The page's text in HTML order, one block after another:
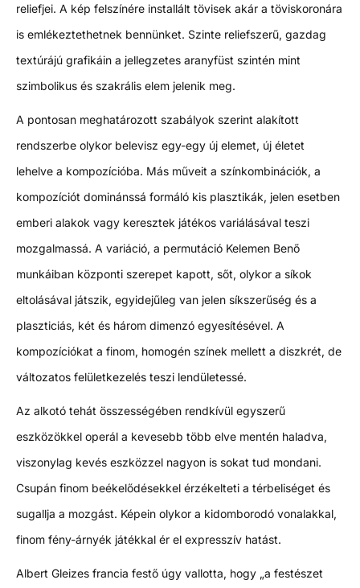
reliefjei. A kép felszínére installált tövisek akár a töviskoronára
is emlékeztethetnek bennünket. Szinte reliefszerű, gazdag
textúrájú grafikáin a jellegzetes aranyfüst szintén mint
szimbolikus és szakrális elem jelenik meg.
A pontosan meghatározott szabályok szerint alakított
rendszerbe olykor belevisz egy-egy új elemet, új életet
lehelve a kompozícióba. Más műveit a színkombinációk, a
kompozíciót dominánssá formáló kis plasztikák, jelen esetben
emberi alakok vagy keresztek játékos variálásával teszi
mozgalmassá. A variáció, a permutáció Kelemen Benő
munkáiban központi szerepet kapott, sőt, olykor a síkok
eltolásával játszik, egyidejűleg van jelen síkszerűség és a
plaszticiás, két és három dimenzó egyesítésével. A
kompozíciókat a finom, homogén színek mellett a diszkrét, de
változatos felületkezelés teszi lendületessé.
Az alkotó tehát összességében rendkívül egyszerű
eszközökkel operál a kevesebb több elve mentén haladva,
viszonylag kevés eszközzel nagyon is sokat tud mondani.
Csupán finom beékelődésekkel érzékelteti a térbeliséget és
sugallja a mozgást. Képein olykor a kidomborodó vonalakkal,
finom fény-árnyék játékkal ér el expresszív hatást.
Albert Gleizes francia festő úgy vallotta, hogy „a festészet